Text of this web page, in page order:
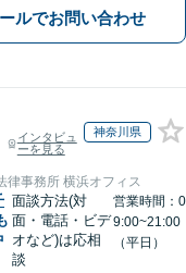
ルでお問い合わせ
インタビュ
ーを見る
神奈川県
律事務所 横浜オフィス
面談方法(対
面・電話・ビデ
オなど)は応相
談
営業時間：0
9:00~21:00
（平日）